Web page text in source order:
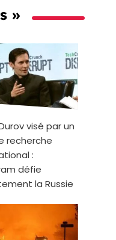
»
visé par un
recherche
:
défie
la Russie